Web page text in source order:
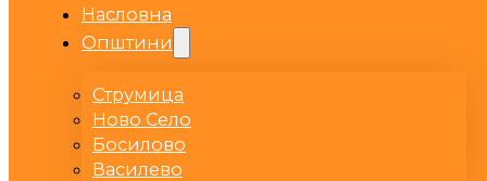
Насловна
Општини
Струмица
Ново Село
Босилово
Василево